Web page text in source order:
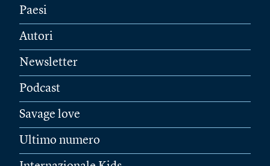
Paesi
Autori
Newsletter
Podcast
Savage love
Ultimo numero